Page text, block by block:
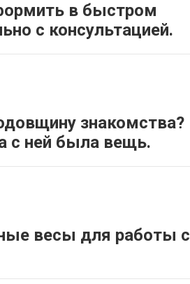
в быстром
с консультацией.
знакомства?
с ней была вещь.
весы для работы с